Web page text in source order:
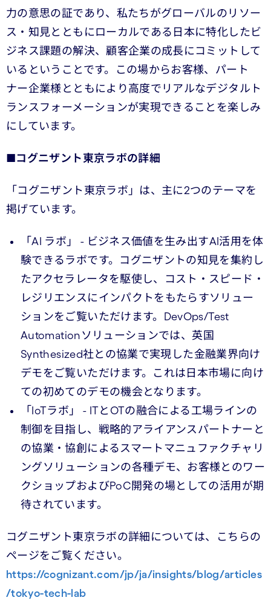
力の意思の証であり、私たちがグローバルのリソー
ス・知見とともにローカルである日本に特化したビ
ジネス課題の解決、顧客企業の成長にコミットして
いるということです。この場からお客様、パート
ナー企業様とともにより高度でリアルなデジタルト
ランスフォーメーションが実現できることを楽しみ
にしています。
コグニザント東京ラボの詳細
「コグニザント東京ラボ」は、主に2つのテーマを
掲げています。
「AI ラボ」 - ビジネス価値を生み出すAI活用を体
験できるラボです。コグニザントの知見を集約し
たアクセラレータを駆使し、コスト・スピード・
レジリエンスにインパクトをもたらすソリュー
ションをご覧いただけます。DevOps/Test
Automationソリューションでは、英国
Synthesized社との協業で実現した金融業界向け
デモをご覧いただけます。これは日本市場に向け
ての初めてのデモの機会となります。
「IoTラボ」 - ITとOTの融合による工場ラインの
制御を目指し、戦略的アライアンスパートナーと
の協業・協創によるスマートマニュファクチャリ
ングソリューションの各種デモ、お客様とのワー
クショップおよびPoC開発の場としての活用が期
待されています。
コグニザント東京ラボの詳細については、こちらの
ページをご覧ください。
https://cognizant.com/jp/ja/insights/blog/articles
/tokyo-tech-lab